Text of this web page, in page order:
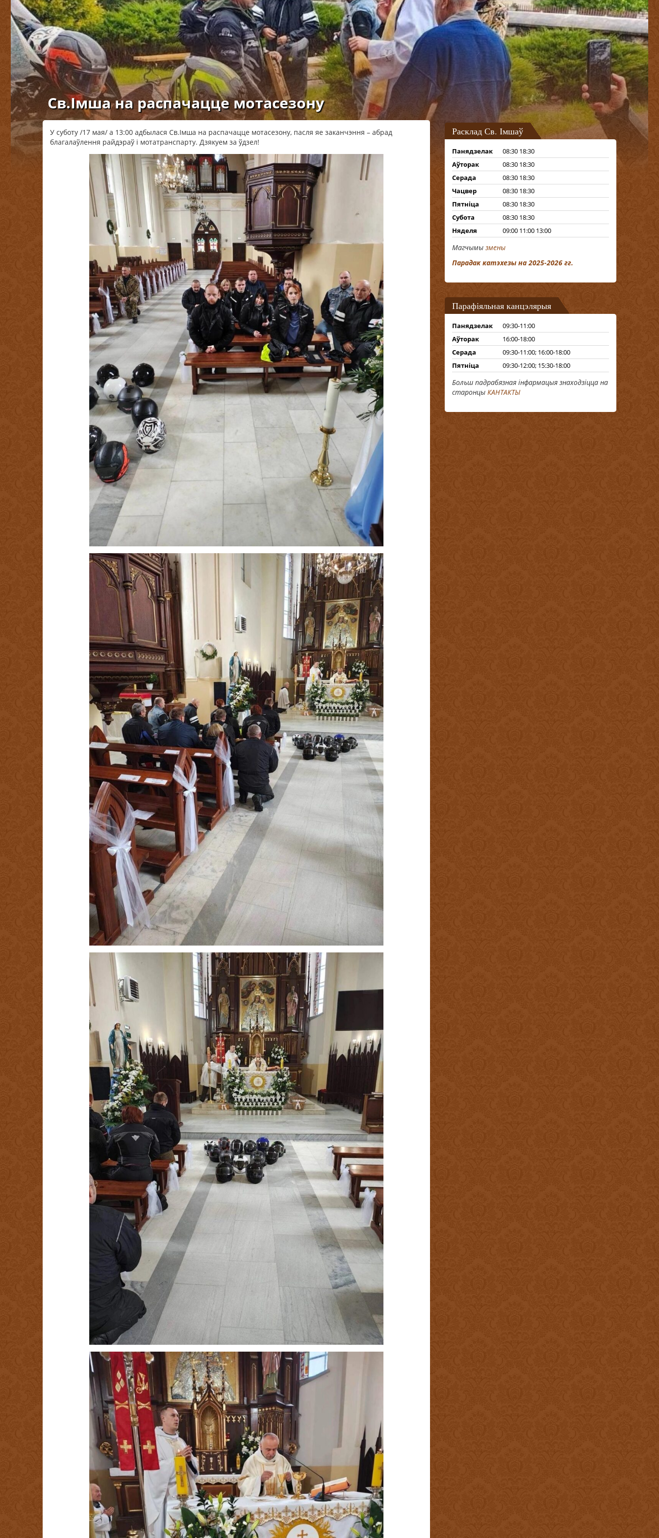
Св.Імша на распачацце мотасезону
У суботу /17 мая/ а 13:00 адбылася Св.Імша на распачацце мотасезону, пасля яе заканчэння – абрад
благалаўлення райдэраў і мотатранспарту. Дзякуем за ўдзел!
Расклад Св. Імшаў
Панядзелак
08:30 18:30
Аўторак
08:30 18:30
Серада
08:30 18:30
Чацвер
08:30 18:30
Пятніца
08:30 18:30
Субота
08:30 18:30
Няделя
09:00 11:00 13:00
Магчымы змены
Парадак катэхезы на 2025-2026 гг.
Парафіяльная канцэлярыя
Панядзелак
09:30-11:00
Аўторак
16:00-18:00
Серада
09:30-11:00; 16:00-18:00
Пятніца
09:30-12:00; 15:30-18:00
Больш падрабязная інфармацыя знаходзіцца на
старонцы КАНТАКТЫ